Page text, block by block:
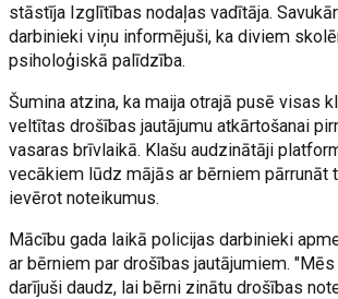
stāstīja Izglītības nodaļas vadītāja.
darbinieki viņu informējuši, ka diviem
psiholoģiskā palīdzība.
Šumina atzina, ka maija otrajā pusē visas
veltītas drošības jautājumu atkārtošanai
vasaras brīvlaikā. Klašu audzinātāji
vecākiem lūdz mājās ar bērniem pārrunāt
ievērot noteikumus.
Mācību gada laikā policijas darbinieki
ar bērniem par drošības jautājumiem.
darījuši daudz, lai bērni zinātu drošības